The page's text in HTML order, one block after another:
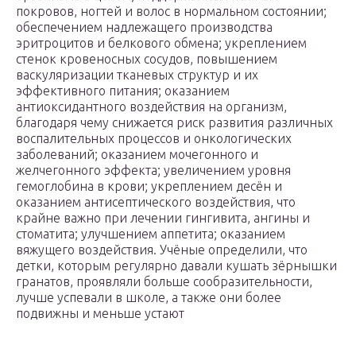
покровов, ногтей и волос в нормальном состоянии;
обеспечением надлежащего производства
эритроцитов и белкового обмена; укреплением
стенок кровеносных сосудов, повышением
васкуляризации тканевых структур и их
эффективного питания; оказанием
антиоксидантного воздействия на организм,
благодаря чему снижается риск развития различных
воспалительных процессов и онкологических
заболеваний; оказанием мочегонного и
желчегонного эффекта; увеличением уровня
гемоглобина в крови; укреплением десён и
оказанием антисептического воздействия, что
крайне важно при лечении гингивита, ангины и
стоматита; улучшением аппетита; оказанием
вяжущего воздействия. Учёные определили, что
детки, которым регулярно давали кушать зёрнышки
гранатов, проявляли больше сообразительности,
лучше успевали в школе, а также они более
подвижны и меньше устают